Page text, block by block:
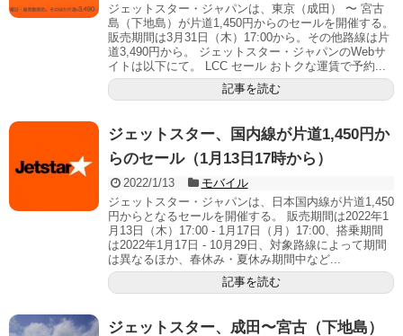
ジェットスター・ジャパンは、東京（成田） 〜 宮古
島（下地島）が片道1,450円からのセールを開催する。
販売期間は3月31日（木）17:00から。その他路線は片
道3,490円から。 ジェットスター・ジャパンのWebサ
イトは以下にて。 LCC セール おトクな運賃で予約...
記事を読む
ジェットスター、国内線が片道1,450円か
らのセール（1月13日17時から）
2022/1/13
モバイル
ジェットスター・ジャパンは、日本国内線が片道1,450
円からとなるセールを開催する。 販売期間は2022年1
月13日（木）17:00 - 1月17日（月）17:00、搭乗期間
は2022年1月17日 - 10月29日、対象路線によって期間
は異なるほか、春休み・夏休み期間中など...
記事を読む
ジェットスター、成田〜宮古（下地島）